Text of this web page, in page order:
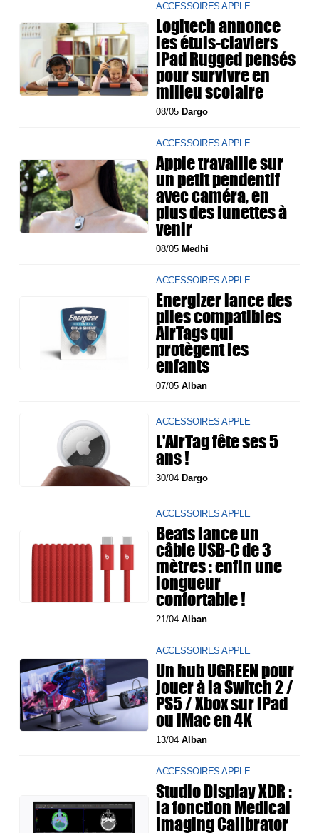
ACCESSOIRES APPLE
Logitech annonce
les étuis-claviers
iPad Rugged pensés
pour survivre en
milieu scolaire
08/05 Dargo
ACCESSOIRES APPLE
Apple travaille sur
un petit pendentif
avec caméra, en
plus des lunettes à
venir
08/05 Medhi
ACCESSOIRES APPLE
Energizer lance des
piles compatibles
AirTags qui
protègent les
enfants
07/05Alban
ACCESSOIRES APPLE
L'AirTag fête ses 5
ans !
30/04 Dargo
ACCESSOIRES APPLE
Beats lance un
câble USB-C de 3
mètres : enfin une
longueur
confortable !
21/04Alban
ACCESSOIRES APPLE
Un hub UGREEN pour
jouer à la Switch 2 /
PS5 / Xbox sur iPad
ou iMac en 4K
13/04Alban
ACCESSOIRES APPLE
Studio Display XDR :
la fonction Medical
Imaging Calibrator